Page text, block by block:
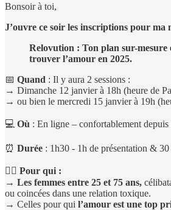
Bonsoir à toi,
J’ouvre ce soir les inscriptions pour ma
Relovution : Ton plan sur-mesure
trouver l’amour en 2025.
📅 Quand : Il y aura 2 sessions :
→ Dimanche 12 janvier à 18h (heure de
→ ou bien le mercredi 15 janvier à 19h
💻 Où : En ligne – confortablement depuis
⏰ Durée : 1h30 - 1h de présentation &
🙋‍♀️ Pour qui :
→ Les femmes entre 25 et 75 ans,
ou coincées dans une relation toxique.
→ Celles pour qui l’amour est une top